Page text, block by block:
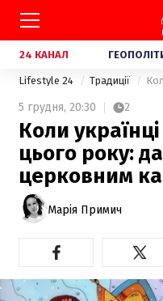
24 КАНАЛ
Lifestyle 24 Традиції
5 грудня, 20:30 2
Коли
цього року:
церковним
Марія Примич